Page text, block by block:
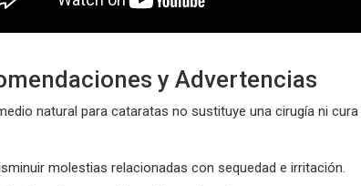
y Advertencias
natural para cataratas no sustituye una cirugía ni
molestias relacionadas con sequedad e irritación.